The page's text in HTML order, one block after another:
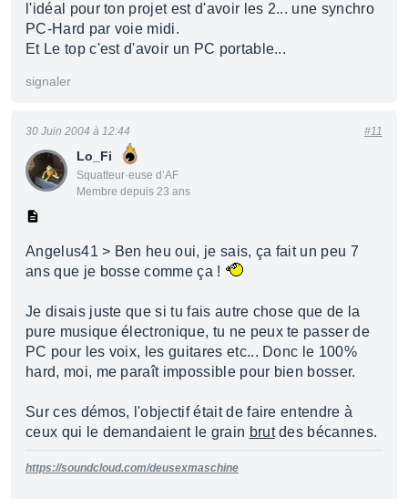
l'idéal pour ton projet est d'avoir les 2... une synchro
PC-Hard par voie midi.
Et Le top c'est d'avoir un PC portable...
signaler
Lo_Fi
Squatteur·euse d’AF
Membre depuis 23 ans
30 Juin 2004 à 12:44 #11
Angelus41 > Ben heu oui, je sais, ça fait un peu 7
ans que je bosse comme ça !
Je disais juste que si tu fais autre chose que de la
pure musique électronique, tu ne peux te passer de
PC pour les voix, les guitares etc... Donc le 100%
hard, moi, me paraît impossible pour bien bosser.
Sur ces démos, l'objectif était de faire entendre à
ceux qui le demandaient le grain brutdes bécannes.
https://soundcloud.com/deusexmaschine